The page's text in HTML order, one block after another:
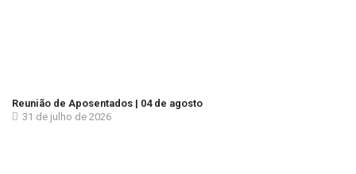
Reunião de Aposentados | 04 de agosto
31 de julho de 2026